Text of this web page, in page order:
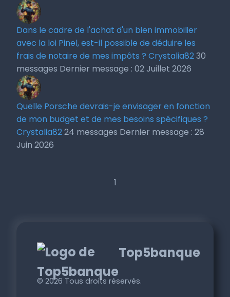
Dans le cadre de l'achat d'un bien immobilier
avec la loi Pinel, est-il possible de déduire les
frais de notaire de mes impôts ? Crystalia8230
messages Dernier message : 02 Juillet 2026
Quelle Porsche devrais-je envisager en fonction
de mon budget et de mes besoins spécifiques ?
Crystalia8224 messages Dernier message : 28
Juin 2026
1
Top5banque
© 2026 Tous droits réservés.